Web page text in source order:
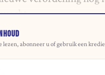
lezen, abonneer u of gebruik een